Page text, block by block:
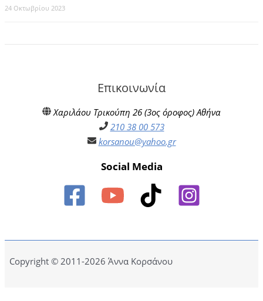
24 Οκτωβρίου 2023
Επικοινωνία
Χαριλάου Τρικούπη 26 (3ος όροφος) Αθήνα
210 38 00 573
korsanou@yahoo.gr
Social Media
Copyright © 2011-2026 Άννα Κορσάνου